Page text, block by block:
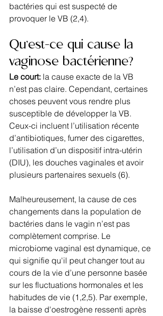
bactéries qui est suspecté de
provoquer le VB (2,4).
Qu’est-ce qui cause la
vaginose bactérienne?
Le court: la cause exacte de la VB
n’est pas claire. Cependant, certaines
choses peuvent vous rendre plus
susceptible de développer la VB.
Ceux-ci incluent l’utilisation récente
d’antibiotiques, fumer des cigarettes,
l’utilisation d’un dispositif intra-utérin
(DIU), les douches vaginales et avoir
plusieurs partenaires sexuels (6).
Malheureusement, la cause de ces
changements dans la population de
bactéries dans le vagin n’est pas
complètement comprise. Le
microbiome vaginal est dynamique, ce
qui signifie qu'il peut changer tout au
cours de la vie d’une personne basée
sur les fluctuations hormonales et les
habitudes de vie (1,2,5). Par exemple,
la baisse d'oestrogène ressenti après